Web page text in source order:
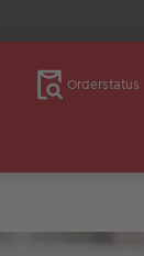
Orderstatus